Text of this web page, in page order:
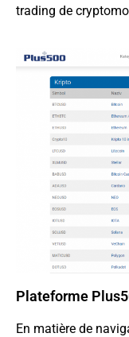
trading de
Plateforme
En matière de